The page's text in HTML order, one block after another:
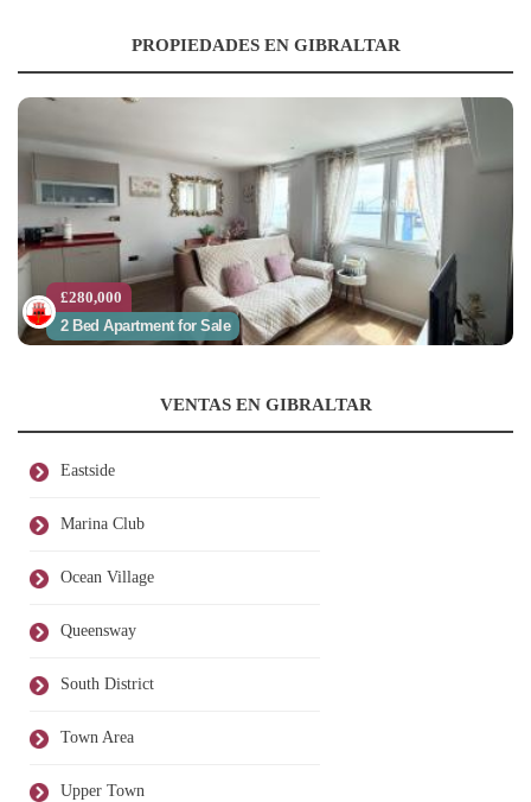
PROPIEDADES EN GIBRALTAR
£280,000
2 Bed Apartment for Sale
VENTAS EN GIBRALTAR
Eastside
Marina Club
Ocean Village
Queensway
South District
Town Area
Upper Town